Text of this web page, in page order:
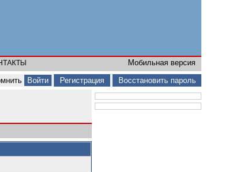
Мобильная версия
Регистрация Восстановить пароль